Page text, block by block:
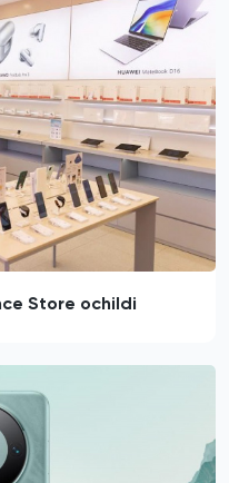
Store ochildi